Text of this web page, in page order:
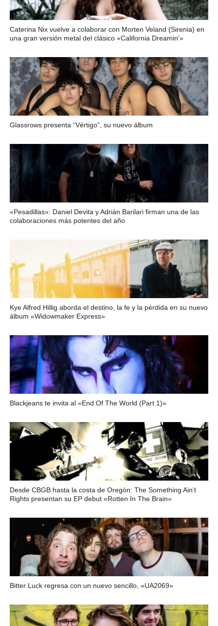
Caterina Nix vuelve a colaborar con Morten Veland (Sirenia) en
una gran versión metal del clásico «California Dreamin'»
Glassrows presenta “Vértigo”, su nuevo álbum
«Pesadillas»: Daniel Devita y Adrián Barilari firman una de las
colaboraciones más potentes del año
Kye Alfred Hillig aborda el destino, la fe y la pérdida en su nuevo
álbum «Widowmaker Express»
Blackjeans te invita al «End Of The World (Part 1)»
Desde CBGB hasta la costa de Oregón: The Something Ain’t
Rights presentan su EP debut «Rotten In The Brain»
Bitter Luck regresa con un nuevo sencillo, «UA2069»